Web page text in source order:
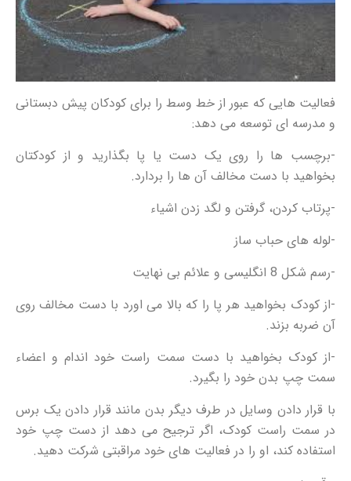
فعالیت هایی که عبور از خط وسط را برای کودکان پیش دبستانی
و مدرسه ای توسعه می دهد:
-برچسب ها را روی یک دست یا پا بگذارید و از کودکتان
بخواهید با دست مخالف آن ها را بردارد.
-پرتاب کردن، گرفتن و لگد زدن اشیاء
-لوله های حباب ساز
-رسم شکل 8 انگلیسی و علائم بی نهایت
-از کودک بخواهید هر پا را که بالا می اورد با دست مخالف روی
آن ضربه بزند.
-از کودک بخواهید با دست سمت راست خود اندام و اعضاء
سمت چپ بدن خود را بگیرد.
با قرار دادن وسایل در طرف دیگر بدن مانند قرار دادن یک برس
در سمت راست کودک، اگر ترجیح می دهد از دست چپ خود
استفاده کند، او را در فعالیت های خود مراقبتی شرکت دهید.